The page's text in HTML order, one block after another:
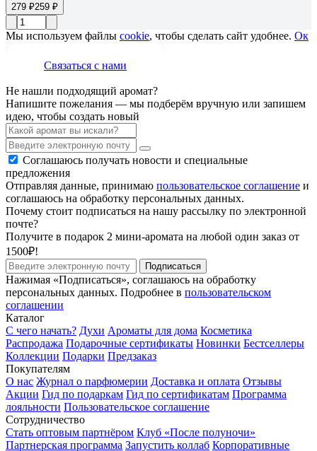
279 ₽259 ₽
Мы используем файлы cookie, чтобы сделать сайт удобнее. Ок
Связаться с нами
Не нашли подходящий аромат?
Напишите пожелания — мы подберём вручную или запишем
идею, чтобы создать новый
Соглашаюсь получать новости и специальные
предложения
Отправляя данные, принимаю пользовательское соглашение и
соглашаюсь на обработку персональных данных.
Почему стоит подписаться на нашу рассылку по электронной
почте?
Получите в подарок 2 мини-аромата на любой один заказ от
1500₽!
Подписаться
Нажимая «Подписаться», соглашаюсь на обработку
персональных данных. Подробнее в пользовательском
соглашении
Каталог
С чего начать? Духи Ароматы для дома Косметика
Распродажа Подарочные сертификаты Новинки Бестселлеры
Коллекции Подарки Предзаказ
Покупателям
О нас Журнал о парфюмерии Доставка и оплата Отзывы
Акции Гид по подаркам Гид по сертификатам Программа
лояльности Пользовательское соглашение
Сотрудничество
Стать оптовым партнёром Клуб «После полуночи»
Партнерская программа Запустить коллаб Корпоративные